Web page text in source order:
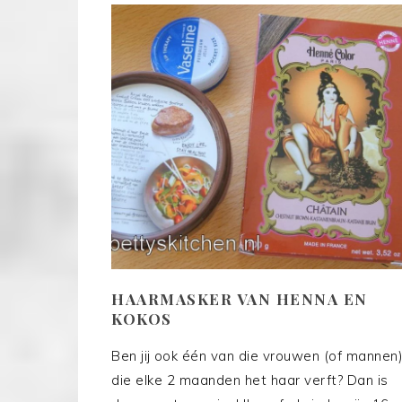
HAARMASKER VAN HENNA EN
KOKOS
Ben jij ook één van die vrouwen (of mannen)
die elke 2 maanden het haar verft? Dan is